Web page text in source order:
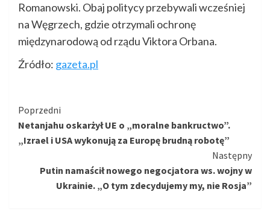
Romanowski. Obaj politycy przebywali wcześniej
na Węgrzech, gdzie otrzymali ochronę
międzynarodową od rządu Viktora Orbana.
Źródło: gazeta.pl
Kontynuuj
czytanie
Poprzedni
Netanjahu oskarżył UE o „moralne bankructwo”.
„Izrael i USA wykonują za Europę brudną robotę”
Następny
Putin namaścił nowego negocjatora ws. wojny w
Ukrainie. „O tym zdecydujemy my, nie Rosja”